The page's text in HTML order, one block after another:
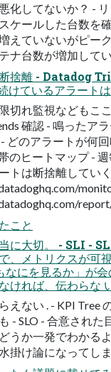
化してないか？ -
ケールした台数を
えていないがピー
ナ台数が増加して
断捨離 - Datadog
けているアラート
切れ監視などもこ
確認 - 鳴ったア
どのアラートが何
のヒートマップ -
トは断捨離していく
こと
に大切。 - SLI -
、メトリクスが可
なにを見るか」が
ければ、伝わらな
えない . - KPI Tree
- SLO - 合意された
うか一発でわかる
掛け論になってし